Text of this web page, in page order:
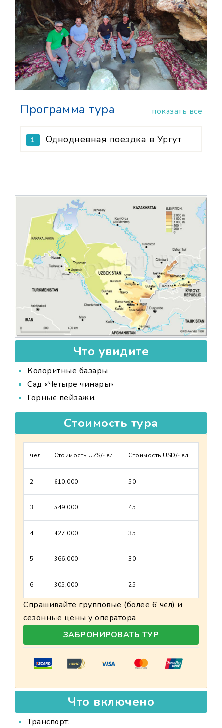
Программа тура показать все
1 Однодневная поездка в Ургут
Что увидите
Колоритные базары
Сад «Четыре чинары»
Горные пейзажи.
Стоимость тура
чел Стоимость UZS/чел Стоимость USD/чел
2 610,000 50
3 549,000 45
4 427,000 35
5 366,000 30
6 305,000 25
Спрашивайте групповые (более 6 чел) и
сезонные цены у оператора
ЗАБРОНИРОВАТЬ ТУР
Что включено
Транспорт: